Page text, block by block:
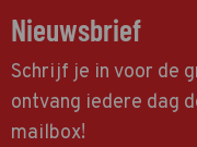
Nieuwsbrief
Schrijf je in voor de
ontvang iedere dag
mailbox!